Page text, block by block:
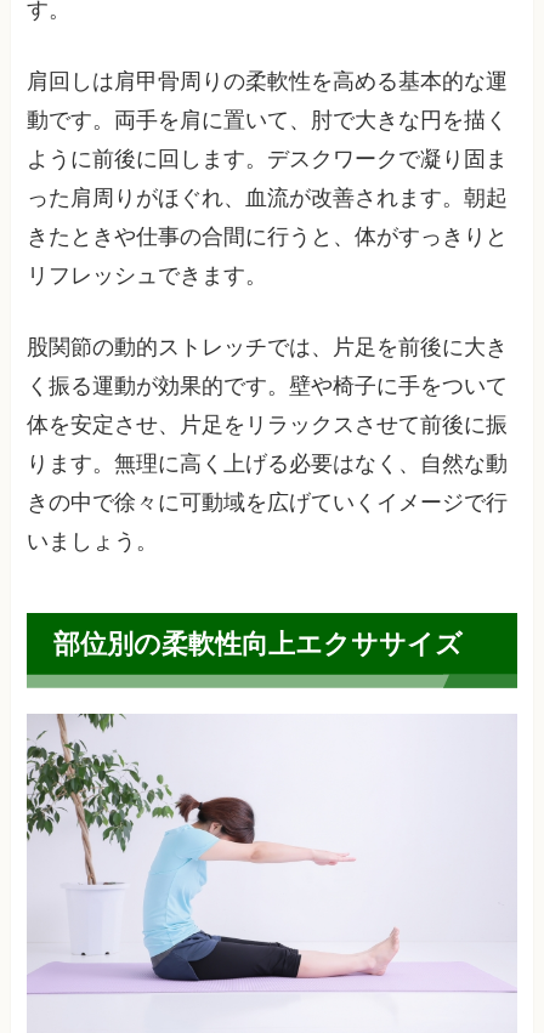
す。
肩回しは肩甲骨周りの柔軟性を高める基本的な運
動です。両手を肩に置いて、肘で大きな円を描く
ように前後に回します。デスクワークで凝り固ま
った肩周りがほぐれ、血流が改善されます。朝起
きたときや仕事の合間に行うと、体がすっきりと
リフレッシュできます。
股関節の動的ストレッチでは、片足を前後に大き
く振る運動が効果的です。壁や椅子に手をついて
体を安定させ、片足をリラックスさせて前後に振
ります。無理に高く上げる必要はなく、自然な動
きの中で徐々に可動域を広げていくイメージで行
いましょう。
部位別の柔軟性向上エクササイズ